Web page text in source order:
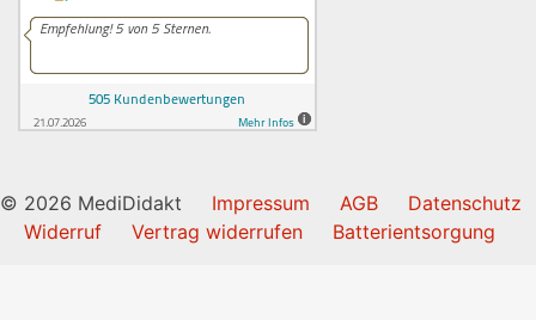
© 2026 MediDidakt Impressum AGB
Datenschutz
Widerruf
Vertrag widerrufen Batterientsorgung